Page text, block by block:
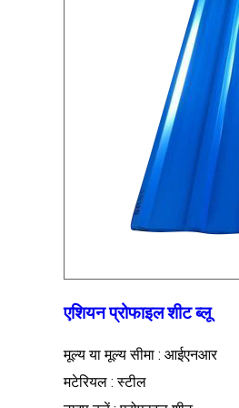
एशियन प्रोफाइल शीट ब्लू
मूल्य या मूल्य सीमा : आईएनआर
मटेरियल : स्टील